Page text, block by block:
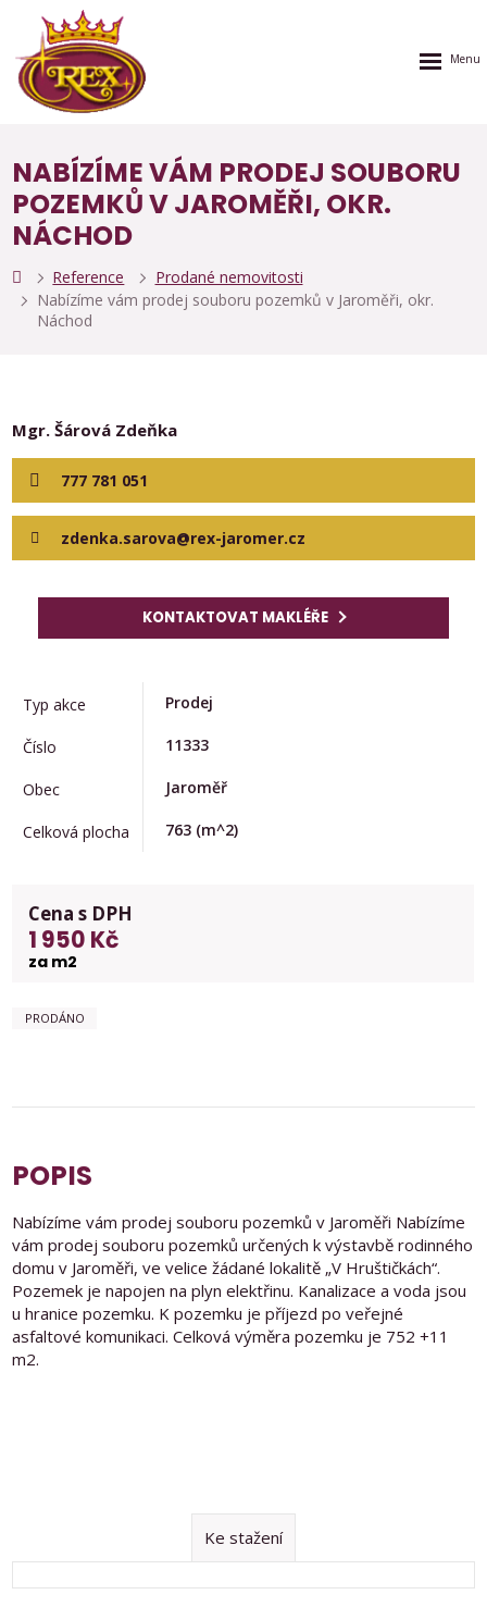
NABÍZÍME VÁM PRODEJ SOUBORU
POZEMKŮ V JAROMĚŘI, OKR.
NÁCHOD
Reference
Prodané nemovitosti
Nabízíme vám prodej souboru pozemků v Jaroměři, okr.
Náchod
Mgr. Šárová Zdeňka
777 781 051
zdenka.sarova@rex-jaromer.cz
KONTAKTOVAT MAKLÉŘE
Typ akce Prodej
Číslo 11333
Obec Jaroměř
Celková plocha 763 (m^2)
Cena s DPH
1 950 Kč
za m2
PRODÁNO
POPIS
Nabízíme vám prodej souboru pozemků v Jaroměři Nabízíme
vám prodej souboru pozemků určených k výstavbě rodinného
domu v Jaroměři, ve velice žádané lokalitě „V Hruštičkách“.
Pozemek je napojen na plyn elektřinu. Kanalizace a voda jsou
u hranice pozemku. K pozemku je příjezd po veřejné
asfaltové komunikaci. Celková výměra pozemku je 752 +11
m2.
Ke stažení